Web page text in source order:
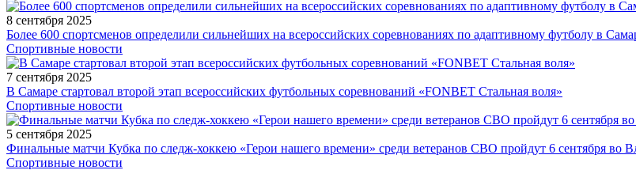
8 сентября 2025
Более 600 спортсменов определили сильнейших на всероссийских соревнованиях по адаптивному футболу в
Спортивные новости
7 сентября 2025
В Самаре стартовал второй этап всероссийских футбольных соревнований «FONBET Стальная воля»
Спортивные новости
5 сентября 2025
Финальные матчи Кубка по следж-хоккею «Герои нашего времени» среди ветеранов СВО пройдут 6 сентября во
Спортивные новости